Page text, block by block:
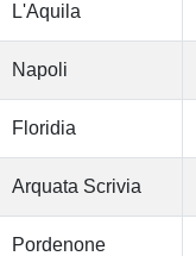
L'Aquila
Napoli
Floridia
Arquata Scrivia
Pordenone